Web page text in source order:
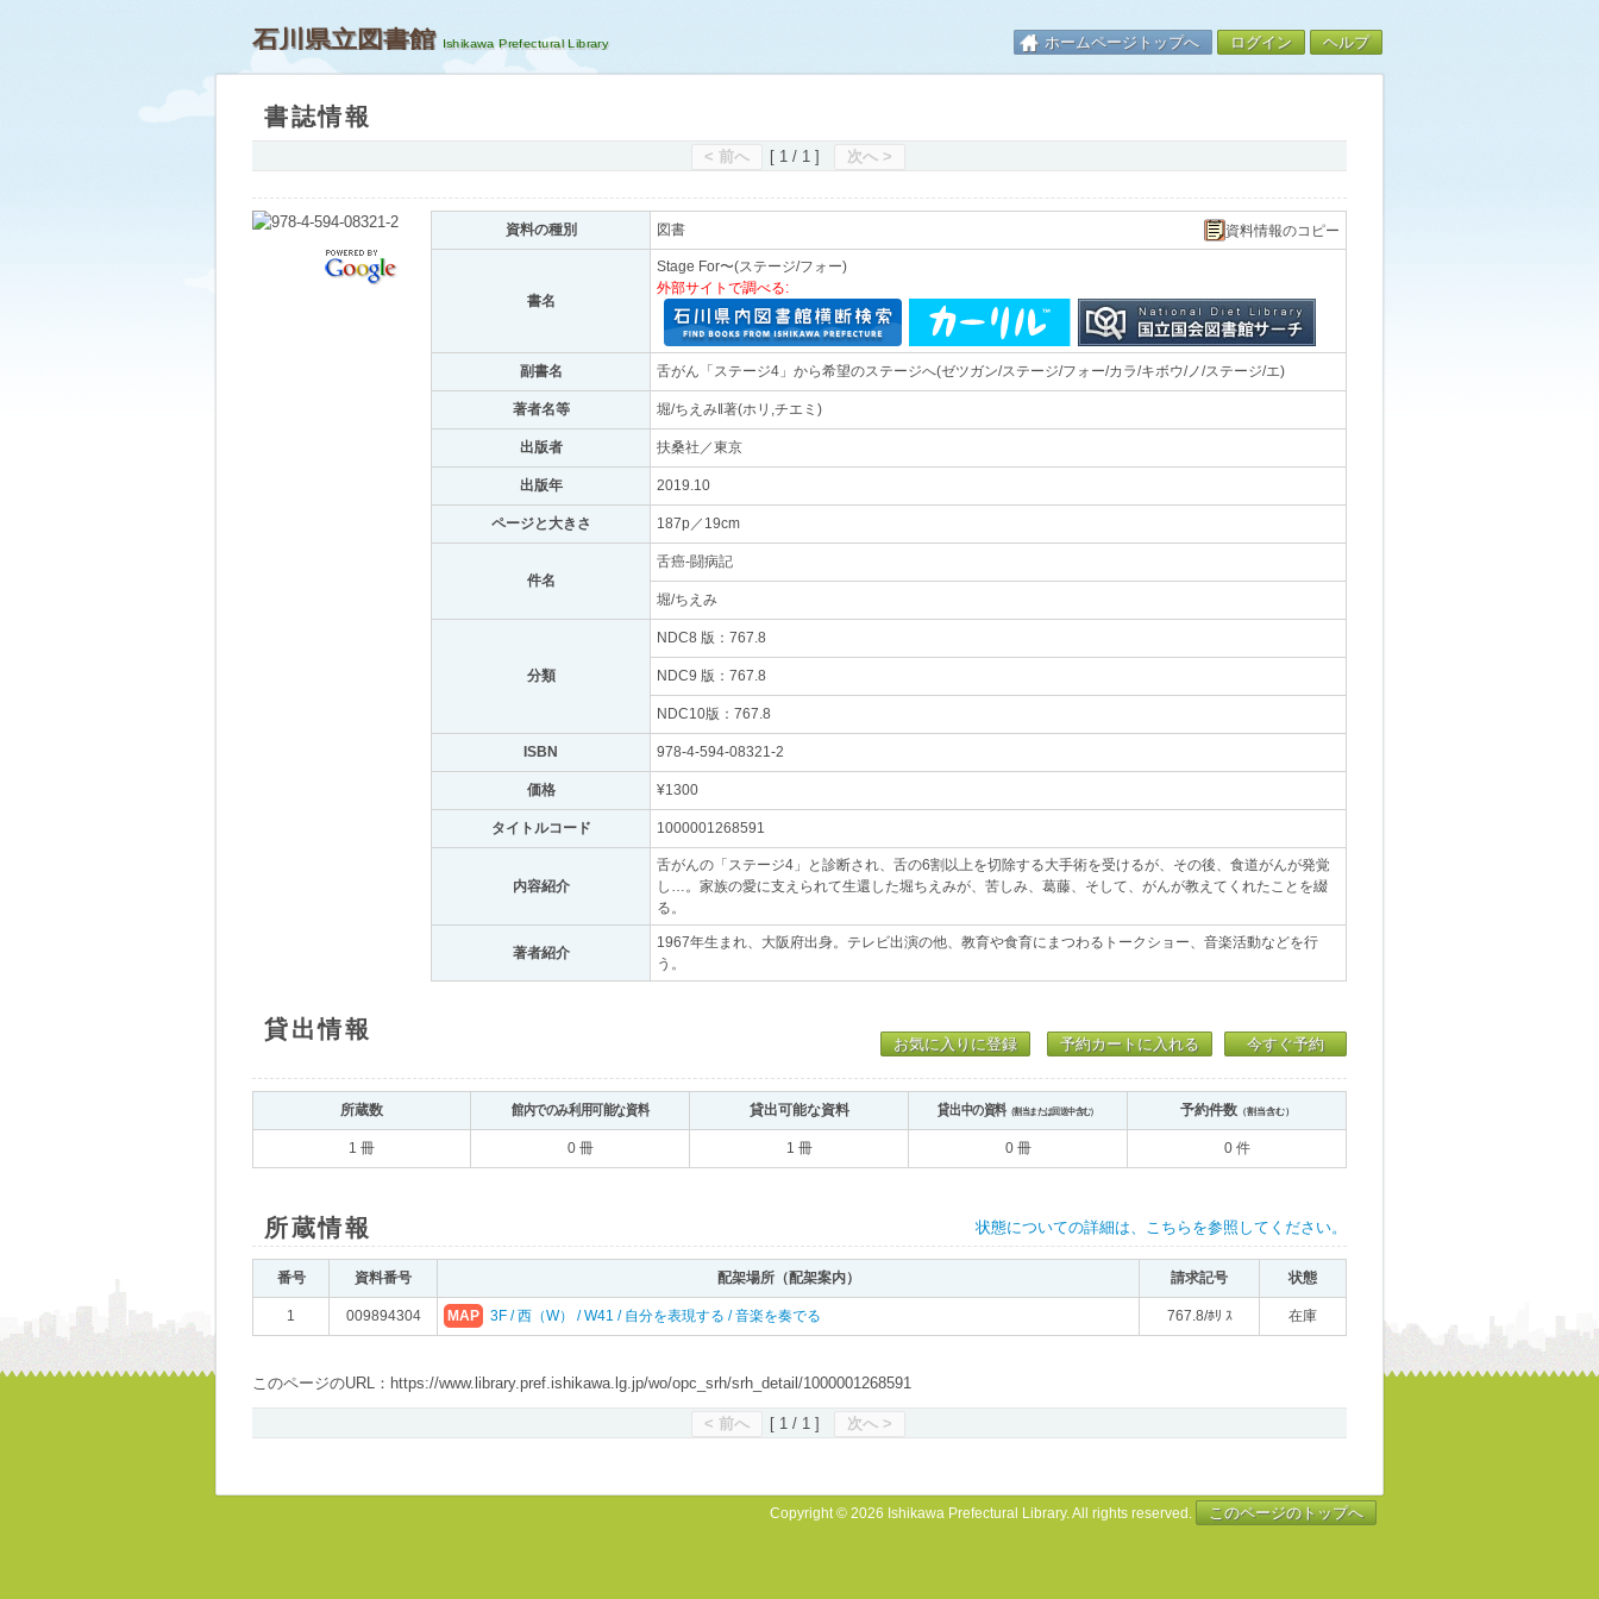
石川県立図書館 ホームページトップへ ログイン ヘルプ
書誌情報
< 前へ [ 1 / 1 ] 次へ >
資料の種別 図書 資料情報のコピー
書名
Stage For〜(ステージ/フォー)
外部サイトで調べる:
副書名 舌がん「ステージ4」から希望のステージへ(ゼツガン/ステージ/フォー/カラ/キボウ/ノ/ステージ/エ)
著者名等 堀/ちえみ‖著(ホリ,チエミ)
出版者 扶桑社／東京
出版年 2019.10
ページと大きさ 187p／19cm
件名
舌癌-闘病記
堀/ちえみ
分類
NDC8 版：767.8
NDC9 版：767.8
NDC10版：767.8
ISBN 978-4-594-08321-2
価格 ¥1300
タイトルコード 1000001268591
内容紹介
舌がんの「ステージ4」と診断され、舌の6割以上を切除する大手術を受けるが、その後、食道がんが発覚
し…。家族の愛に支えられて生還した堀ちえみが、苦しみ、葛藤、そして、がんが教えてくれたことを綴
る。
著者紹介
1967年生まれ、大阪府出身。テレビ出演の他、教育や食育にまつわるトークショー、音楽活動などを行
う。
貸出情報
お気に入りに登録 予約カートに入れる 今すぐ予約
所蔵数 館内でのみ利用可能な資料 貸出可能な資料 貸出中の資料（割当または回送中含む） 予約件数（割当含む）
1 冊 0 冊 1 冊 0 冊 0 件
所蔵情報 状態についての詳細は、こちらを参照してください。
番号 資料番号 配架場所（配架案内） 請求記号 状態
1 009894304 MAP 3F / 西（W） / W41 / 自分を表現する / 音楽を奏でる 767.8/ﾎﾘ ｽ 在庫
このページのURL：https://www.library.pref.ishikawa.lg.jp/wo/opc_srh/srh_detail/1000001268591
< 前へ [ 1 / 1 ] 次へ >
Copyright © 2026 Ishikawa Prefectural Library. All rights reserved. このページのトップへ